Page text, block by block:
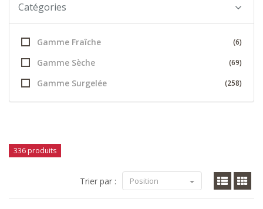
Catégories
Gamme Fraîche (6)
Gamme Sèche (69)
Gamme Surgelée (258)
336 produits
Trier par : Position